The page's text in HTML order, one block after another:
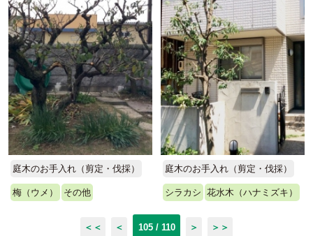
庭木のお手入れ（剪定・伐採）
梅（ウメ） その他
庭木のお手入れ（剪定・伐採）
シラカシ 花水木（ハナミズキ）
＜＜ ＜ 105 / 110 ＞ ＞＞